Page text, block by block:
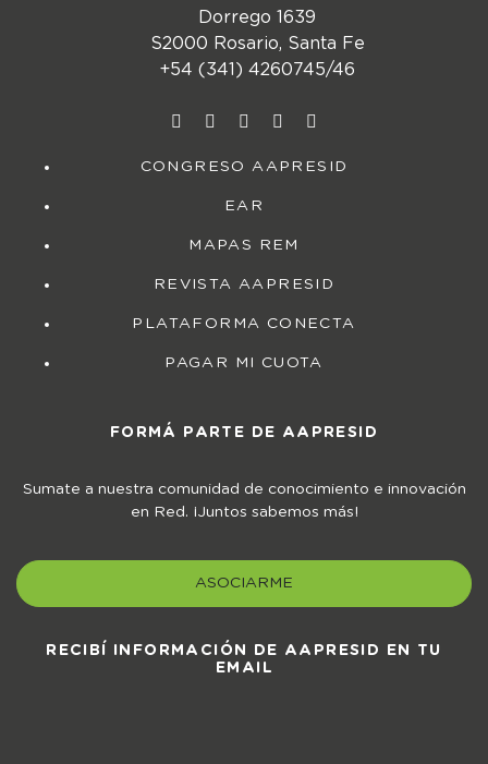
Dorrego 1639
S2000 Rosario, Santa Fe
+54 (341) 4260745/46
CONGRESO AAPRESID
EAR
MAPAS REM
REVISTA AAPRESID
PLATAFORMA CONECTA
PAGAR MI CUOTA
FORMÁ PARTE DE AAPRESID
Sumate a nuestra comunidad de conocimiento e innovación
en Red. ¡Juntos sabemos más!
ASOCIARME
RECIBÍ INFORMACIÓN DE AAPRESID EN TU
EMAIL